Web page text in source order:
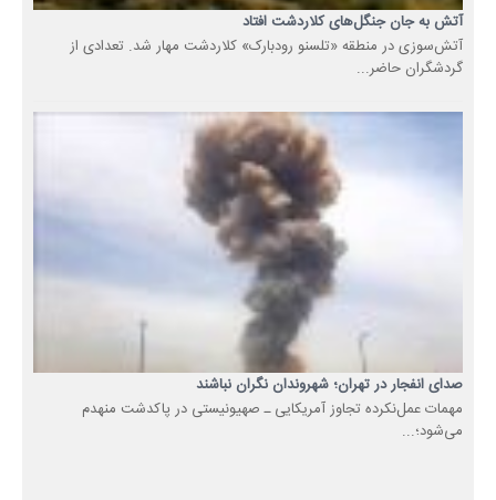
آتش به جان جنگل‌های کلاردشت افتاد
آتش‌سوزی در منطقه «تلسنو رودبارک» کلاردشت مهار شد. تعدادی از
گردشگران حاضر...
صدای انفجار در تهران؛ شهروندان نگران نباشند
مهمات عمل‌نکرده تجاوز آمریکایی ـ صهیونیستی در پاکدشت منهدم
می‌شود؛...